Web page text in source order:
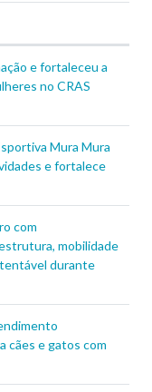
e fortaleceu a
no CRAS
Mura Mura
e fortalece
com
mobilidade
durante
cães e gatos com